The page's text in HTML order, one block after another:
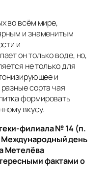
во всём мире,
и знаменитым
и
он только воде, но,
не только для
и
сорта чая
формировать
вкусу.
филиала № 14 (п.
день
Метелёва
фактами о